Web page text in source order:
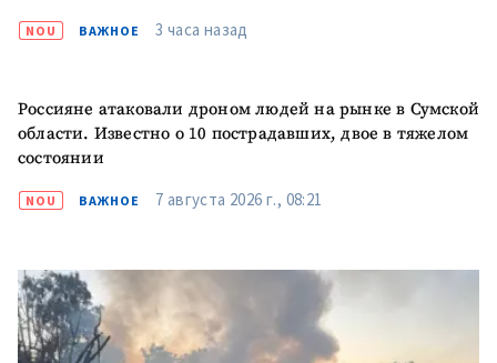
NOU ВАЖНОЕ 3 часа назад
Россияне атаковали дроном людей на рынке в Сумской
области. Известно о 10 пострадавших, двое в тяжелом
состоянии
NOU ВАЖНОЕ 7 августа 2026 г., 08:21